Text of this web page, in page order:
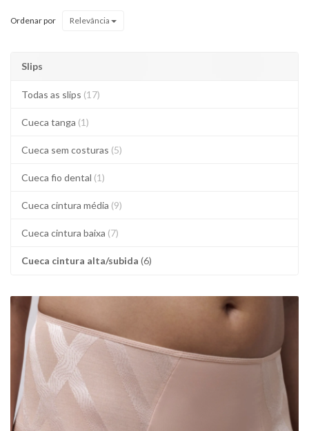
Ordenar por Relevância
Slips
Todas as slips (17)
Cueca tanga (1)
Cueca sem costuras (5)
Cueca fio dental (1)
Cueca cintura média (9)
Cueca cintura baixa (7)
Cueca cintura alta/subida (6)